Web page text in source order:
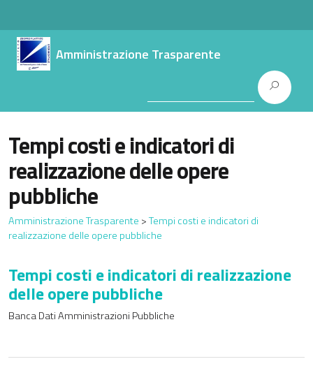
Amministrazione Trasparente
Tempi costi e indicatori di
realizzazione delle opere
pubbliche
Amministrazione Trasparente >Tempi costi e indicatori di
realizzazione delle opere pubbliche
Tempi costi e indicatori di realizzazione
delle opere pubbliche
Banca Dati Amministrazioni Pubbliche